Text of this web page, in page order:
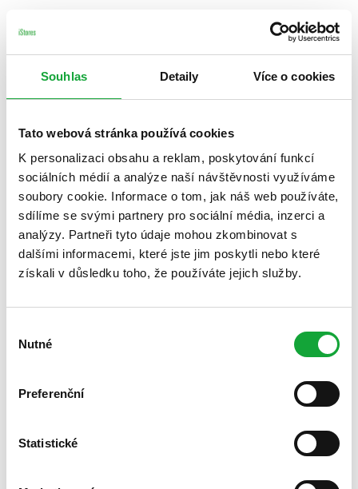
Souhlas Detaily Více o cookies
Tato webová stránka používá cookies
K personalizaci obsahu a reklam, poskytování funkcí
sociálních médií a analýze naší návštěvnosti využíváme
soubory cookie. Informace o tom, jak náš web používáte,
sdílíme se svými partnery pro sociální média, inzerci a
analýzy. Partneři tyto údaje mohou zkombinovat s
dalšími informacemi, které jste jim poskytli nebo které
získali v důsledku toho, že používáte jejich služby.
souhlasu
Nutné
Preferenční
Statistické